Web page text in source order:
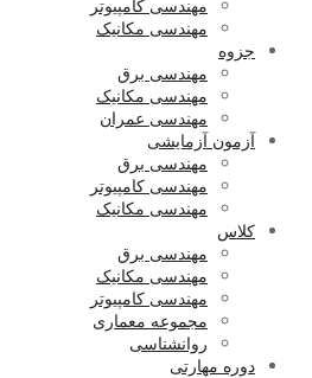
مهندسی کامپیوتر
مهندسی مکانیک
جزوه
مهندسی برق
مهندسی مکانیک
مهندسی عمران
آزمون آزمایشی
مهندسی برق
مهندسی کامپیوتر
مهندسی مکانیک
کلاس
مهندسی برق
مهندسی مکانیک
مهندسی کامپیوتر
مجموعه معماری
روانشناسی
دوره مهارتی